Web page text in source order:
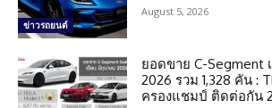
ข่าวรถยนต์
August 5, 2026
ยอดขาย C-Segment
2026 รวม 1,328 คัน :
ครองแชมป์ ติดต่อกัน